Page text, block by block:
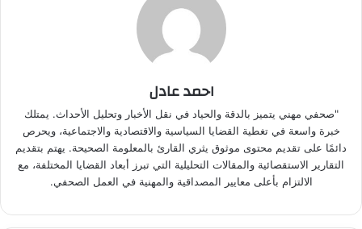
احمد عادل
"صحفي مهني يتميز بالدقة والحياد في نقل الأخبار وتحليل الأحداث. يمتلك
خبرة واسعة في تغطية القضايا السياسية والاقتصادية والاجتماعية، ويحرص
دائمًا على تقديم محتوى موثوق يثري القارئ بالمعلومة الصحيحة. يهتم بتقديم
التقارير الاستقصائية والمقالات التحليلية التي تبرز أبعاد القضايا المختلفة، مع
الالتزام بأعلى معايير المصداقية والمهنية في العمل الصحفي.